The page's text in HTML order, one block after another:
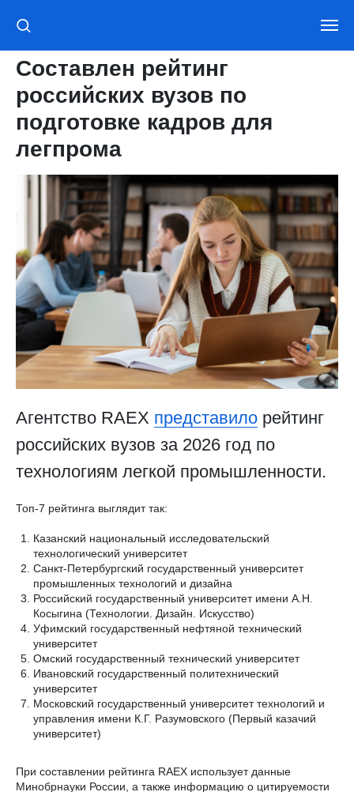
Составлен рейтинг
российских вузов по
подготовке кадров для
легпрома
Агентство RAEX представило рейтинг
российских вузов за 2026 год по
технологиям легкой промышленности.
Топ-7 рейтинга выглядит так:
Казанский национальный исследовательский
технологический университет
Санкт-Петербургский государственный университет
промышленных технологий и дизайна
Российский государственный университет имени А.Н.
Косыгина (Технологии. Дизайн. Искусство)
Уфимский государственный нефтяной технический
университет
Омский государственный технический университет
Ивановский государственный политехнический
университет
Московский государственный университет технологий и
управления имени К.Г. Разумовского (Первый казачий
университет)
При составлении рейтинга RAEX использует данные
Минобрнауки России, а также информацию о цитируемости